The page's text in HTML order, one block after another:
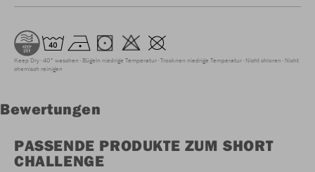
Keep Dry 40° waschen Bügeln niedrige Temperatur Trocknen niedrige Temperatur Nicht chloren Nicht
chemisch reinigen
Bewertungen
PASSENDE PRODUKTE ZUM SHORT
CHALLENGE